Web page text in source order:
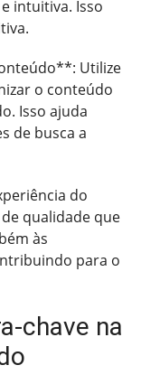
intuitiva. Isso
Utilize
o conteúdo
Isso ajuda
de busca a
do
qualidade que
às
para o
chave na